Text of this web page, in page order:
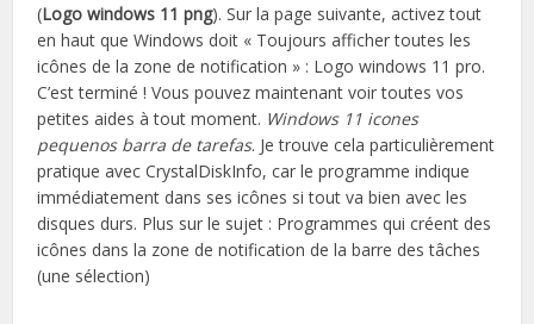
(Logo windows 11 png). Sur la page suivante, activez tout
en haut que Windows doit « Toujours afficher toutes les
icônes de la zone de notification » : Logo windows 11 pro.
C’est terminé ! Vous pouvez maintenant voir toutes vos
petites aides à tout moment. Windows 11 icones
pequenos barra de tarefas. Je trouve cela particulièrement
pratique avec CrystalDiskInfo, car le programme indique
immédiatement dans ses icônes si tout va bien avec les
disques durs. Plus sur le sujet : Programmes qui créent des
icônes dans la zone de notification de la barre des tâches
(une sélection)